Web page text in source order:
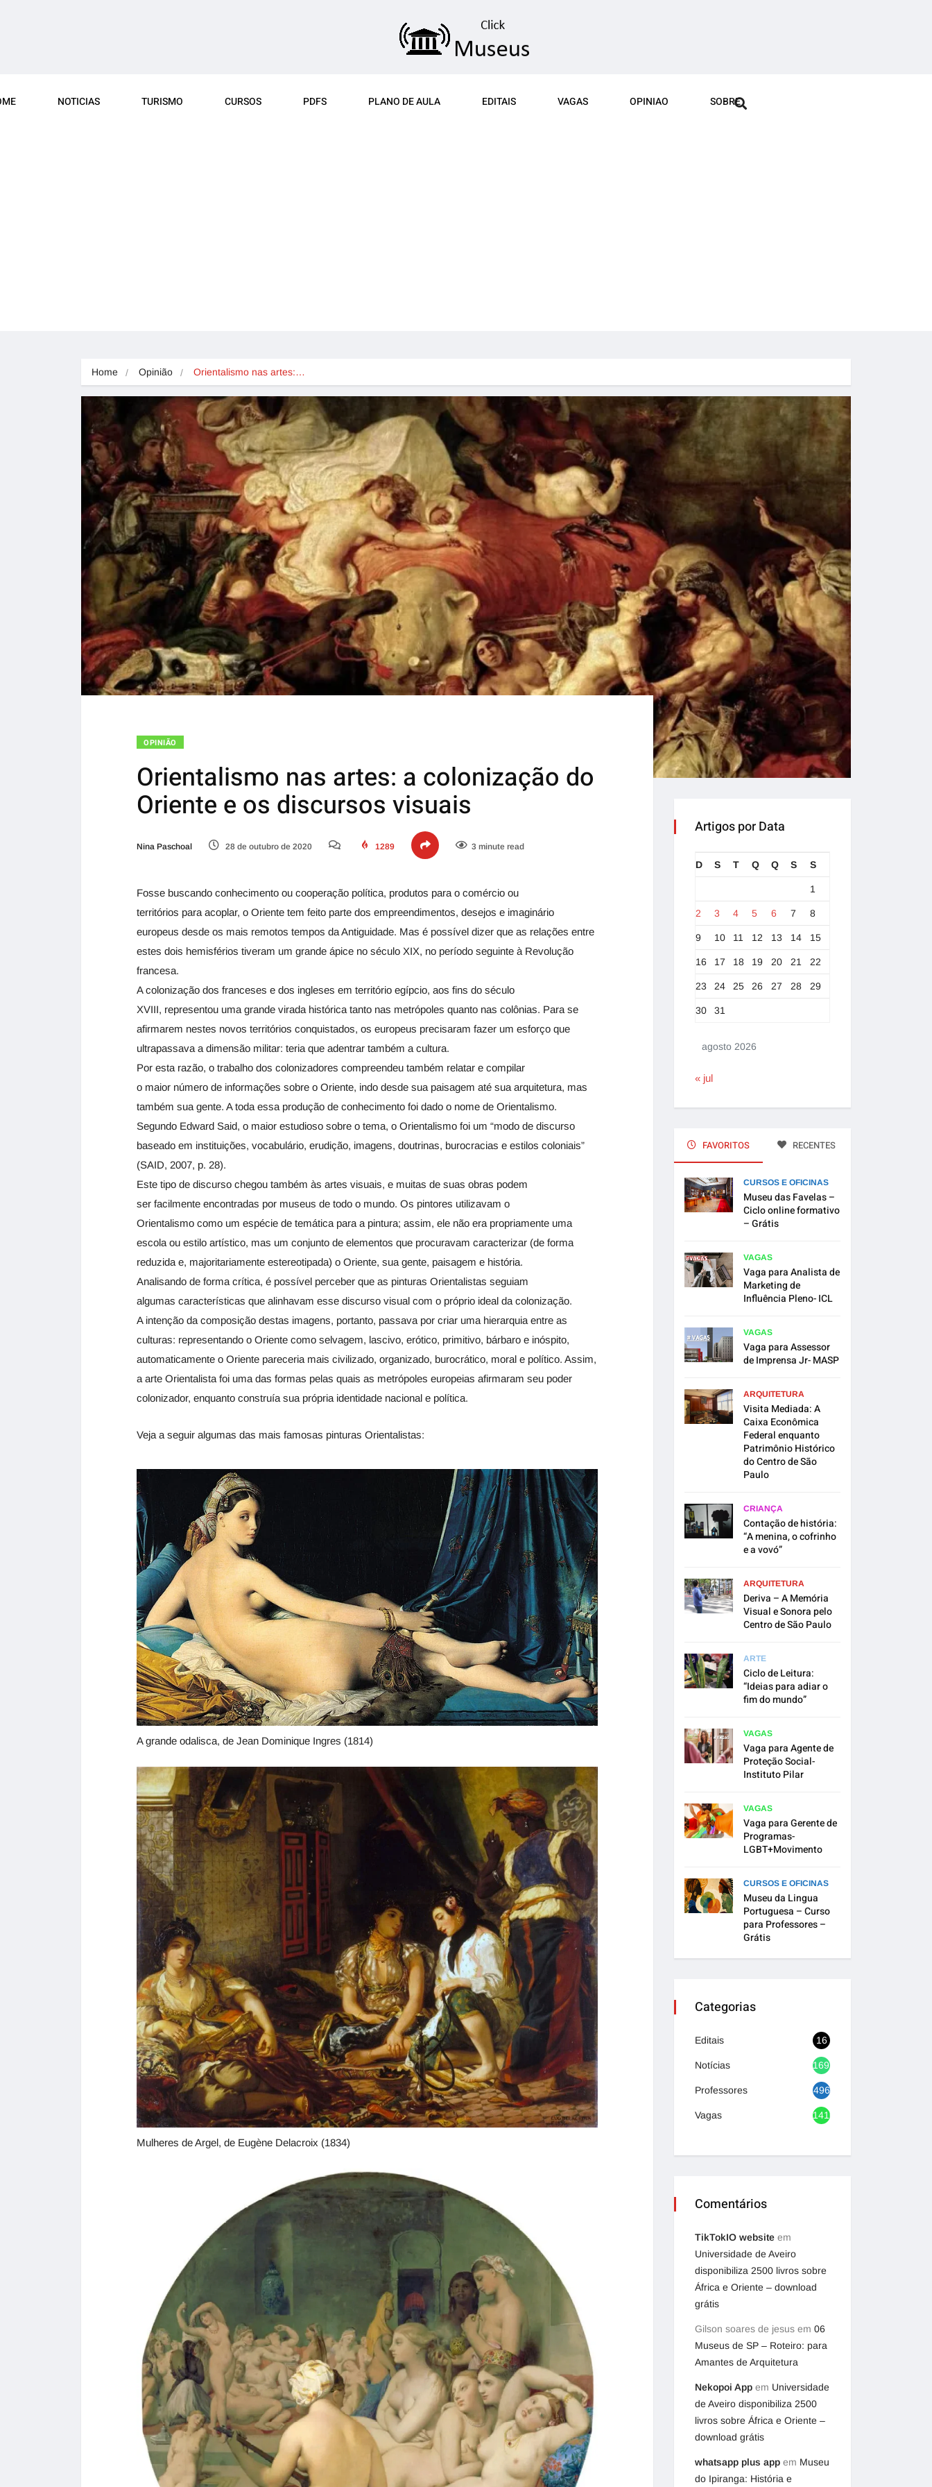
NOTICIAS TURISMO CURSOS PDFS PLANO DE AULA EDITAIS VAGAS OPINIAO SOBRE
Home Opinião Orientalismo nas artes:…
OPINIÃO
Orientalismo nas artes: a colonização do
Oriente e os discursos visuais
Nina Paschoal 28 de outubro de 2020 1289 3 minute read
Fosse buscando conhecimento ou cooperação política, produtos para o comércio ou
territórios para acoplar, o Oriente tem feito parte dos empreendimentos, desejos e imaginário
europeus desde os mais remotos tempos da Antiguidade. Mas é possível dizer que as relações entre
estes dois hemisférios tiveram um grande ápice no século XIX, no período seguinte à Revolução
francesa.
A colonização dos franceses e dos ingleses em território egípcio, aos fins do século
XVIII, representou uma grande virada histórica tanto nas metrópoles quanto nas colônias. Para se
afirmarem nestes novos territórios conquistados, os europeus precisaram fazer um esforço que
ultrapassava a dimensão militar: teria que adentrar também a cultura.
Por esta razão, o trabalho dos colonizadores compreendeu também relatar e compilar
o maior número de informações sobre o Oriente, indo desde sua paisagem até sua arquitetura, mas
também sua gente. A toda essa produção de conhecimento foi dado o nome de Orientalismo.
Segundo Edward Said, o maior estudioso sobre o tema, o Orientalismo foi um “modo de discurso
baseado em instituições, vocabulário, erudição, imagens, doutrinas, burocracias e estilos coloniais”
(SAID, 2007, p. 28).
Este tipo de discurso chegou também às artes visuais, e muitas de suas obras podem
ser facilmente encontradas por museus de todo o mundo. Os pintores utilizavam o
Orientalismo como um espécie de temática para a pintura; assim, ele não era propriamente uma
escola ou estilo artístico, mas um conjunto de elementos que procuravam caracterizar (de forma
reduzida e, majoritariamente estereotipada) o Oriente, sua gente, paisagem e história.
Analisando de forma crítica, é possível perceber que as pinturas Orientalistas seguiam
algumas características que alinhavam esse discurso visual com o próprio ideal da colonização.
A intenção da composição destas imagens, portanto, passava por criar uma hierarquia entre as
culturas: representando o Oriente como selvagem, lascivo, erótico, primitivo, bárbaro e inóspito,
automaticamente o Oriente pareceria mais civilizado, organizado, burocrático, moral e político. Assim,
a arte Orientalista foi uma das formas pelas quais as metrópoles europeias afirmaram seu poder
colonizador, enquanto construía sua própria identidade nacional e política.
Veja a seguir algumas das mais famosas pinturas Orientalistas:
A grande odalisca, de Jean Dominique Ingres (1814)
Mulheres de Argel, de Eugène Delacroix (1834)
Artigos por Data
agosto 2026
D S T Q Q S S
1
2 3 4 5 6 7 8
9 10 11 12 13 14 15
16 17 18 19 20 21 22
23 24 25 26 27 28 29
30 31
« jul
FAVORITOS RECENTES
CURSOS E OFICINAS
Museu das Favelas –
Ciclo online formativo
– Grátis
VAGAS
Vaga para Analista de
Marketing de
Influência Pleno- ICL
VAGAS
Vaga para Assessor
de Imprensa Jr- MASP
ARQUITETURA
Visita Mediada: A
Caixa Econômica
Federal enquanto
Patrimônio Histórico
do Centro de São
Paulo
CRIANÇA
Contação de história:
“A menina, o cofrinho
e a vovó”
ARQUITETURA
Deriva – A Memória
Visual e Sonora pelo
Centro de São Paulo
ARTE
Ciclo de Leitura:
“Ideias para adiar o
fim do mundo”
VAGAS
Vaga para Agente de
Proteção Social-
Instituto Pilar
VAGAS
Vaga para Gerente de
Programas-
LGBT+Movimento
CURSOS E OFICINAS
Museu da Lingua
Portuguesa – Curso
para Professores –
Grátis
Categorias
Editais 16
Notícias 1692
Professores 496
Vagas 1416
Comentários
TikTokIO website em
Universidade de Aveiro
disponibiliza 2500 livros sobre
África e Oriente – download
grátis
Gilson soares de jesus em 06
Museus de SP – Roteiro: para
Amantes de Arquitetura
Nekopoi App em Universidade
de Aveiro disponibiliza 2500
livros sobre África e Oriente –
download grátis
whatsapp plus app em Museu
do Ipiranga: História e